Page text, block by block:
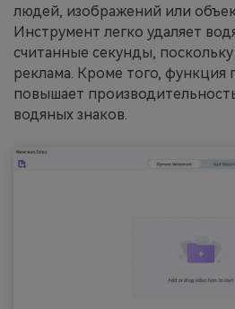
людей, изображений или
Инструмент легко удаляет
считанные секунды,
реклама. Кроме того, функция
повышает
водяных знаков.